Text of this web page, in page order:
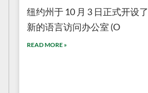
纽约州于 10 月 3 日正式开设了
新的语言访问办公室 (O
READ MORE »